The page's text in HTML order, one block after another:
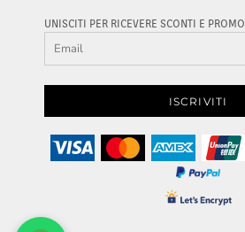
UNISCITI PER RICEVERE SCONTI E PROMO
ISCRIVITI